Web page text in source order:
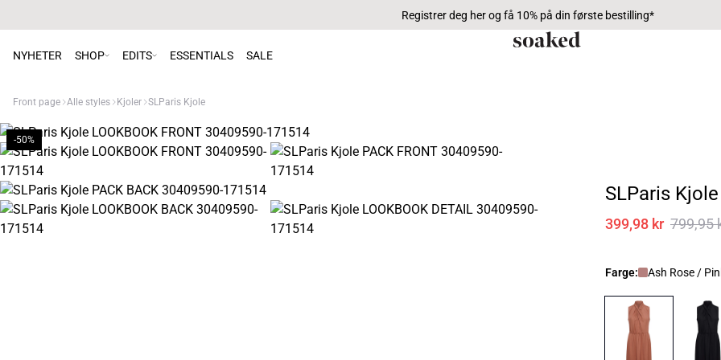
Registrer deg her og få 10% på din første bestilling*
NYHETER SHOP EDITS ESSENTIALS SALE
Front page Alle styles Kjoler SLParis Kjole
-50%
SLParis Kjole
399,98 kr 799,95
Farge: Ash Rose /